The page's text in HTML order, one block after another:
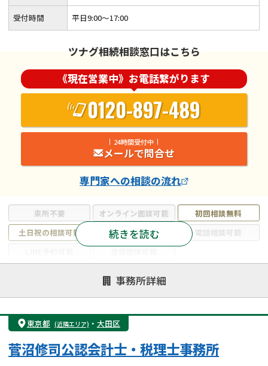
来所不要 オンライン面談可能
初回相談無料
土日祝の相談可能
19時以降電話可能
電話相談可能
遺言書作成・遺言執行
相続放棄
相続登記
遺産分割
遺留分侵害額請求
相続税申告
相続手続き
銀行手続き
成年後見・任意後見
贈与税
生前対策
続きを読む
受付時間 平日9:00〜17:00
ツナグ相続相談窓口はこちら
《現在営業中》お電話繋がります
0120-897-489
24時間受付中
メールで問合せ
専門家への相談の流れ
事務所詳細
東京都 (近隣エリア) ・ 大田区
菅沼修司公認会計士・税理士事務所